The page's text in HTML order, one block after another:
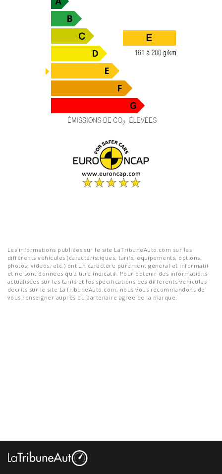
Les informations publiées sur le site LaTribuneAuto.com sur les
différents véhicules (caractéristiques, tarifs, équipements, options,
photos, vidéos, etc.) ont un caractère purement général et informatif
et ne sont données qu'à titre indicatif. Pour obtenir des informations
actualisées sur les tarifs et les spécifications des différents véhicules
décrits sur le site LaTribuneAuto.com, nous vous recommandons de
vous renseigner auprès du partenaire agréé de la marque.